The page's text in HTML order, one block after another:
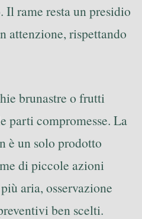
Il rame resta un presidio
attenzione, rispettando
brunastre o frutti
parti compromesse. La
è un solo prodotto
di piccole azioni
aria, osservazione
ben scelti.